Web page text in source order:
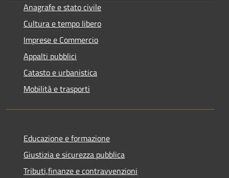
Anagrafe e stato civile
Cultura e tempo libero
Imprese e Commercio
Appalti pubblici
Catasto e urbanistica
Mobilità e trasporti
Educazione e formazione
Giustizia e sicurezza pubblica
Tributi,finanze e contravvenzioni